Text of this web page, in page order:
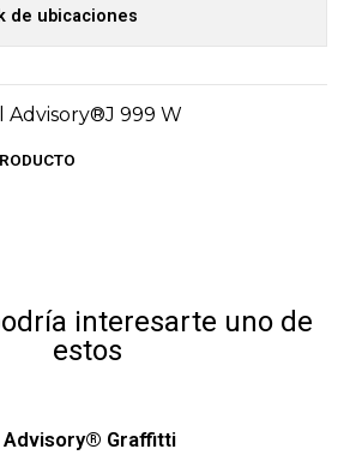
de ubicaciones
999 W
interesarte uno de
estos
Graffitti